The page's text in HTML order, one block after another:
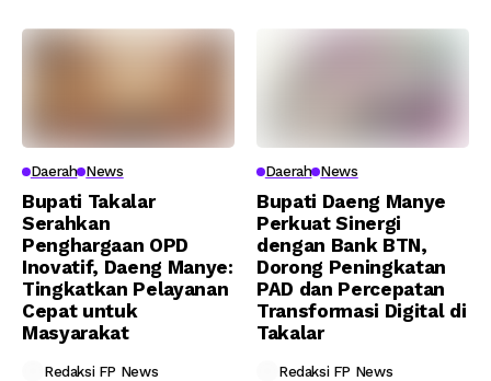
Daerah News
Bupati Takalar
Serahkan
Penghargaan OPD
Inovatif, Daeng Manye:
Tingkatkan Pelayanan
Cepat untuk
Masyarakat
Redaksi FP News
Daerah News
Bupati Daeng Manye
Perkuat Sinergi
dengan Bank BTN,
Dorong Peningkatan
PAD dan Percepatan
Transformasi Digital di
Takalar
Redaksi FP News